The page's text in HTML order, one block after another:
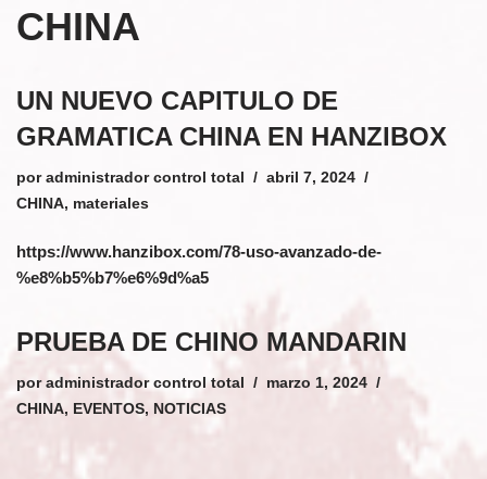
CHINA
UN NUEVO CAPITULO DE
GRAMATICA CHINA EN HANZIBOX
por administrador control total
abril 7, 2024
CHINA, materiales
https://www.hanzibox.com/78-uso-avanzado-de-
%e8%b5%b7%e6%9d%a5
PRUEBA DE CHINO MANDARIN
por administrador control total
marzo 1, 2024
CHINA, EVENTOS, NOTICIAS